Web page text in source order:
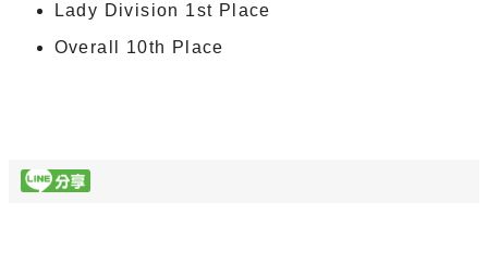
Lady Division 1st Place
Overall 10th Place